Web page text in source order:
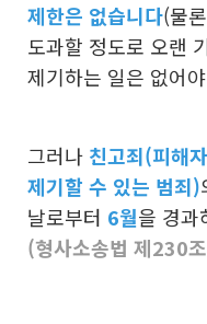
제한은 없습니다(물
도과할 정도로 오랜
제기하는 일은 없어
그러나 친고죄(피해
제기할 수 있는 범죄)
날로부터 6월을 경과
(형사소송법 제230